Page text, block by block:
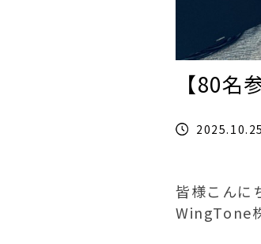
【80名
2025.10.25
皆様こんに
WingTone